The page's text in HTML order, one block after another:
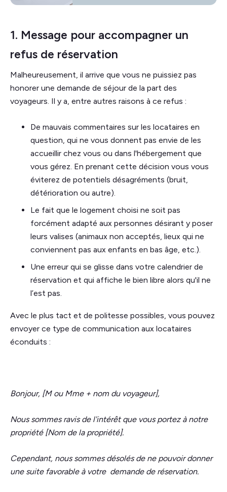
1. Message pour accompagner un
refus de réservation
Malheureusement, il arrive que vous ne puissiez pas
honorer une demande de séjour de la part des
voyageurs. Il y a, entre autres raisons à ce refus :
De mauvais commentaires sur les locataires en
question, qui ne vous donnent pas envie de les
accueillir chez vous ou dans l'hébergement que
vous gérez. En prenant cette décision vous vous
éviterez de potentiels désagréments (bruit,
détérioration ou autre).
Le fait que le logement choisi ne soit pas
forcément adapté aux personnes désirant y poser
leurs valises (animaux non acceptés, lieux qui ne
conviennent pas aux enfants en bas âge, etc.).
Une erreur qui se glisse dans votre calendrier de
réservation et qui affiche le bien libre alors qu'il ne
l’est pas.
Avec le plus tact et de politesse possibles, vous pouvez
envoyer ce type de communication aux locataires
éconduits :
Bonjour, [M ou Mme + nom du voyageur],
Nous sommes ravis de l'intérêt que vous portez à notre
propriété [Nom de la propriété].
Cependant, nous sommes désolés de ne pouvoir donner
une suite favorable à votre demande de réservation.